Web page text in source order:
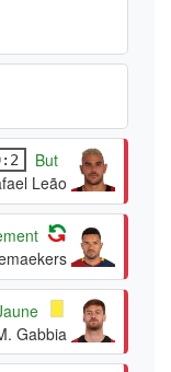
But
Leão
Gabbia